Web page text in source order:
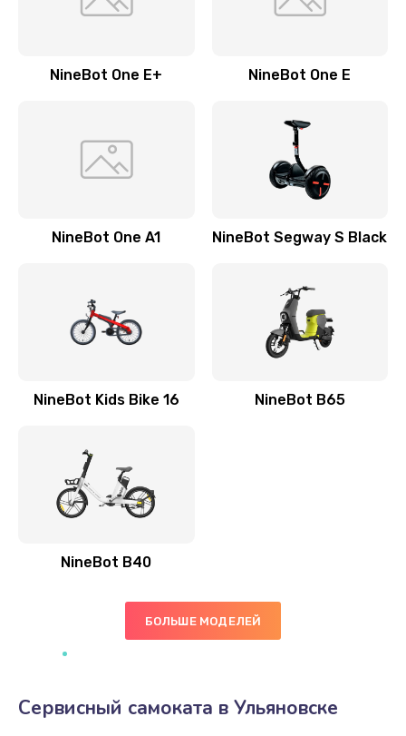
NineBot One E+ NineBot One E
NineBot One A1 NineBot Segway S Black
NineBot Kids Bike 16 NineBot B65
NineBot B40
БОЛЬШЕ МОДЕЛЕЙ
Сервисный самоката в Ульяновске